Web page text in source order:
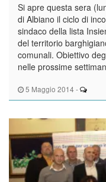
5 Maggio 2014 -
Si apre questa sera
di Albiano il ciclo di
sindaco della lista
del territorio
comunali. Obiettivo
nelle prossime